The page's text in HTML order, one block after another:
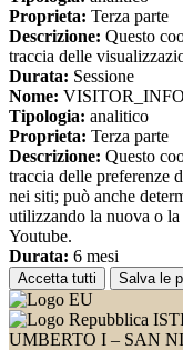
Proprieta: Terza parte
Descrizione: Questo
traccia delle
Durata: Sessione
Nome:
Tipologia: analitico
Proprieta: Terza parte
Descrizione: Questo
traccia delle preferenze
nei siti; può anche
utilizzando la nuova o
Youtube.
Durata: 6 mesi
Accetta tutti Salva le
UMBERTO I – SAN